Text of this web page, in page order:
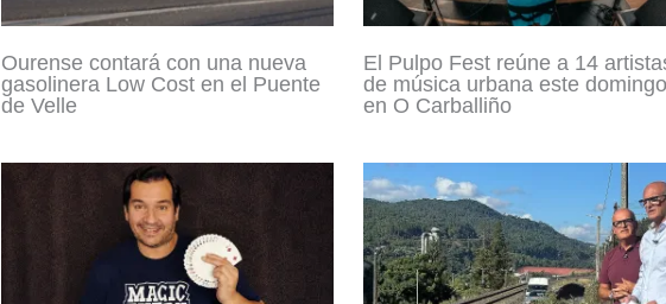
Ourense contará con una nueva
gasolinera Low Cost en el Puente
de Velle
El Pulpo Fest reúne a 14
de música urbana este
en O Carballiño